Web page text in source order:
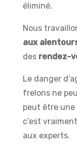
éliminé.
Nous
aux
des rendez-
Le danger
frelons ne
peut être
c’est
aux experts.